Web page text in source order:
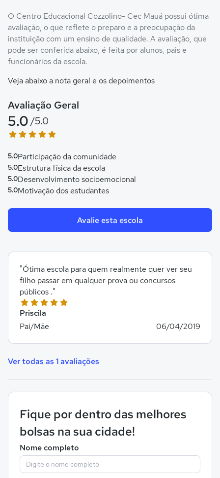
O Centro Educacional Cozzolino- Cec Mauá possui ótima
avaliação, o que reflete o preparo e a preocupação da
instituição com um ensino de qualidade. A avaliação, que
pode ser conferida abaixo, é feita por alunos, pais e
funcionários da escola.
Veja abaixo a nota geral e os depoimentos
Avaliação Geral
5.0 /5.0
5.0Participação da comunidade
5.0Estrutura física da escola
5.0Desenvolvimento socioemocional
5.0Motivação dos estudantes
Avalie esta escola
Priscila
Pai/Mãe
06/04/2019
"Ótima escola para quem realmente quer ver seu
filho passar em qualquer prova ou concursos
públicos ."
Ver todas as 1 avaliações
Fique por dentro das melhores
bolsas na sua cidade!
Nome completo